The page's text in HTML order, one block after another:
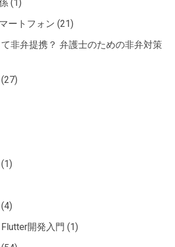
(1)
ートフォン (21)
非弁提携？ 弁護士のための非弁対策
(27)
(1)
(4)
開発入門 (1)